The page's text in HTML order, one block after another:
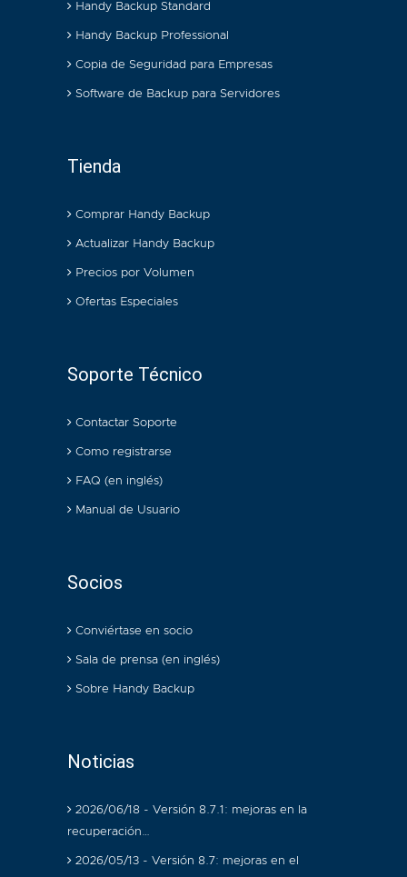
Handy Backup Standard
Handy Backup Professional
Copia de Seguridad para Empresas
Software de Backup para Servidores
Tienda
Comprar Handy Backup
Actualizar Handy Backup
Precios por Volumen
Ofertas Especiales
Soporte Técnico
Contactar Soporte
Como registrarse
FAQ (en inglés)
Manual de Usuario
Socios
Conviértase en socio
Sala de prensa (en inglés)
Sobre Handy Backup
Noticias
2026/06/18 - Versión 8.7.1: mejoras en la
recuperación…
2026/05/13 - Versión 8.7: mejoras en el